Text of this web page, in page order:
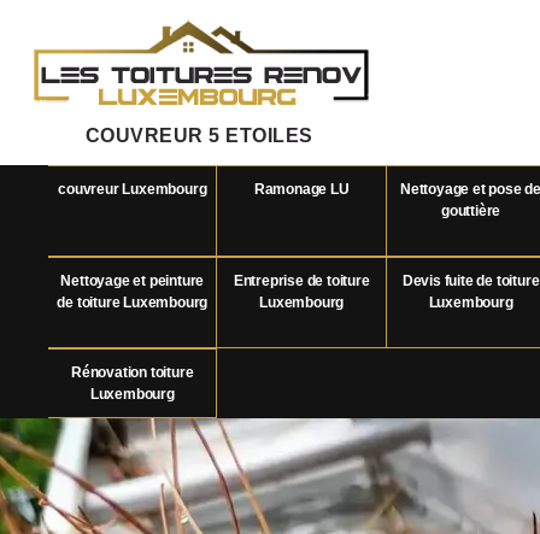
COUVREUR 5 ETOILES
couvreur Luxembourg Ramonage LU
Nettoyage et pose de
gouttière
Nettoyage et peinture
de toiture Luxembourg
Entreprise de toiture
Luxembourg
Devis fuite de toiture
Luxembourg
Rénovation toiture
Luxembourg